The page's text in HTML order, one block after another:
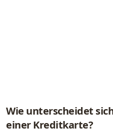
Wie unterscheidet
einer Kreditkarte?